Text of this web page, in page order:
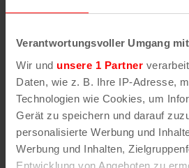
Verantwortungsvoller Umgang
Wir und unsere 1 Partner
Daten, wie z. B. Ihre IP-Adresse,
Technologien wie Cookies, um
Gerät zu speichern und darauf
personalisierte Werbung und
Werbung und Inhalten,
Entwicklung von Angeboten zu
Darstellung des RVR-
erhältst Du unsere koeln.de-
weiteren Details wie z.B.
Unser Stadtplan basiert auf
OpenStreetMap
-Projekts (
©
Mitwirkende
) und von